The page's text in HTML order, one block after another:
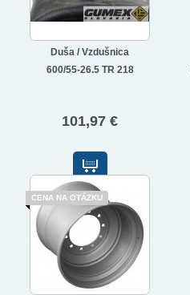
Duša / Vzdušnica
600/55-26.5 TR 218
101,97 €
CENA NA OTÁZKU